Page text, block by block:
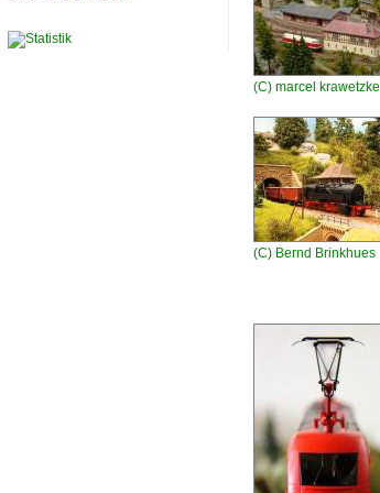
(C) marcel krawetzke
(C) Bernd Brinkhues